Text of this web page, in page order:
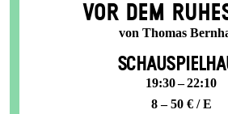
VOR DEM
von Thomas
19:30 – 22:10
8 – 50 € / E